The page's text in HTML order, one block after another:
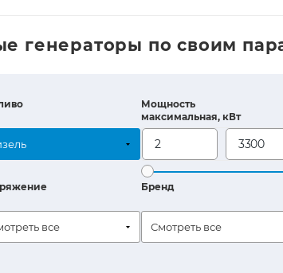
генераторы по своим
Мощность
максимальная, кВт
все
Бренд
Смотреть все